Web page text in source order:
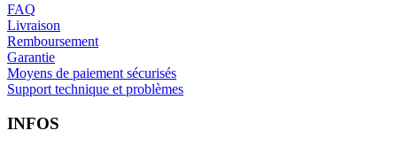
FAQ
Livraison
Remboursement
Garantie
Moyens de paiement sécurisés
Support technique et problèmes
INFOS